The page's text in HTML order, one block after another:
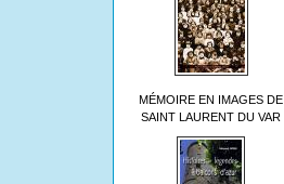
MÉMOIRE EN IMAGES DE
SAINT LAURENT DU VAR